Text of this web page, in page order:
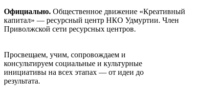
Официально. Общественное движение «Креативный
капитал» — ресурсный центр НКО Удмуртии. Член
Приволжской сети ресурсных центров.
Просвещаем, учим, сопровождаем и
консультируем социальные и культурные
инициативы на всех этапах — от идеи до
результата.